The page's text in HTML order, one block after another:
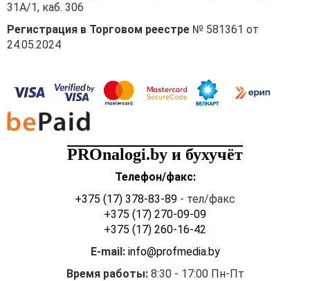
31А/1, каб. 306
Регистрация в Торговом реестре № 581361 от
24.05.2024
PROnalogi.by и бухучёт
Телефон/факс:
+375 (17) 378-83-89 - тел/факс
+375 (17) 270-09-09
+375 (17) 260-16-42
E-mail: info@profmedia.by
Время работы:8:30 - 17:00 Пн-Пт